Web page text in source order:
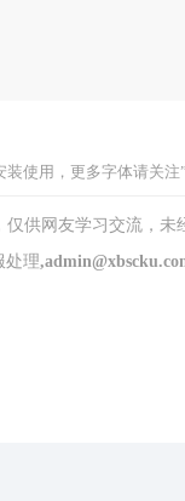
使用，更多字体请关注”
供网友学习交流，未
理